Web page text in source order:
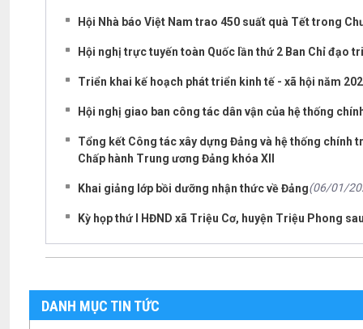
Hội Nhà báo Việt Nam trao 450 suất quà Tết trong
Hội nghị trực tuyến toàn Quốc lần thứ 2 Ban Chỉ đạo
Triển khai kế hoạch phát triển kinh tế - xã hội năm
Hội nghị giao ban công tác dân vận của hệ thống
Tổng kết Công tác xây dựng Đảng và hệ thống chính
Chấp hành Trung ương Đảng khóa XII
Khai giảng lớp bồi dưỡng nhận thức về Đảng(06/01/
Kỳ họp thứ I HĐND xã Triệu Cơ, huyện Triệu Phong
DANH MỤC TIN TỨC